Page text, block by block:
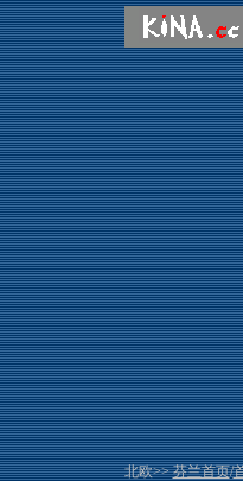
北欧>>芬兰首页/